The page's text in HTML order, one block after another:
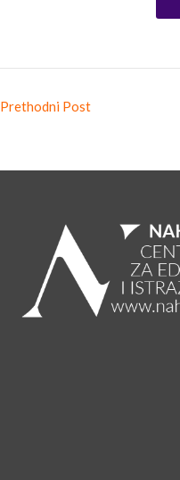
Prethodni Post